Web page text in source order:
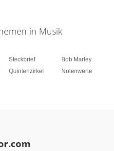
in Musik
Steckbrief
Quintenzirkel
Bob Marley
Notenwerte